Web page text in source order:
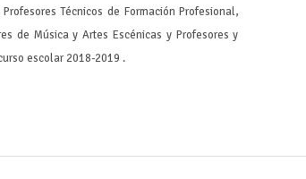
Técnicos de Formación Profesional,
de Música y Artes Escénicas y Profesores y
escolar 2018-2019 .